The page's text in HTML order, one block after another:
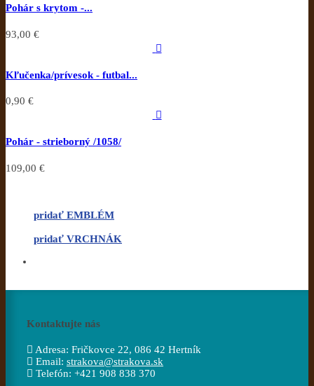
Pohár s krytom -...
93,00 €

Kľučenka/prívesok - futbal...
0,90 €

Pohár - strieborný /1058/
109,00 €
pridať EMBLÉM
pridať VRCHNÁK
Kontaktujte nás
Adresa: Fričkovce 22, 086 42 Hertník
Email: strakova@strakova.sk
Telefón: +421 908 838 370